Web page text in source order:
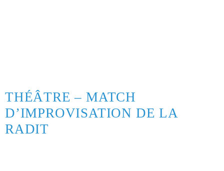
THÉÂTRE – MATCH
D’IMPROVISATION DE LA
RADIT